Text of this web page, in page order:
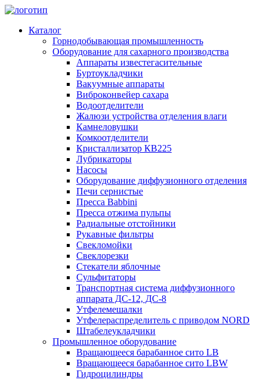
Каталог
Горнодобывающая промышленность
Оборудование для сахарного производства
Аппараты известегасительные
Буртоукладчики
Вакуумные аппараты
Виброконвейер сахара
Водоотделители
Жалюзи устройства отделения влаги
Камнеловушки
Комкоотделители
Кристаллизатор КВ225
Лубрикаторы
Насосы
Оборудование диффузионного отделения
Печи сернистые
Пресса Babbini
Пресса отжима пульпы
Радиальные отстойники
Рукавные фильтры
Свекломойки
Свеклорезки
Стекатели яблочные
Сульфитаторы
Транспортная система диффузионного
аппарата ДС-12, ДС-8
Утфелемешалки
Утфелераспределитель с приводом NORD
Штабелеукладчики
Промышленное оборудование
Вращающееся барабанное сито LB
Вращающееся барабанное сито LBW
Гидроцилиндры